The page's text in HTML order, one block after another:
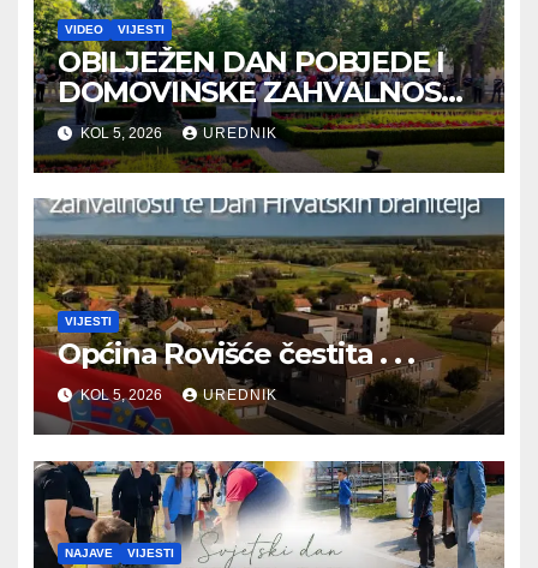
VIDEO VIJESTI
OBILJEŽEN DAN POBJEDE I
DOMOVINSKE ZAHVALNOSTI
TE DAN HRVATSKIH
BRANITELJA
KOL 5, 2026 UREDNIK
VIJESTI
Općina Rovišće čestita . . .
KOL 5, 2026 UREDNIK
NAJAVE VIJESTI